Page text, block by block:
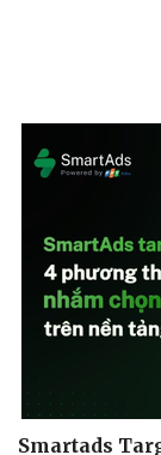
Smartads